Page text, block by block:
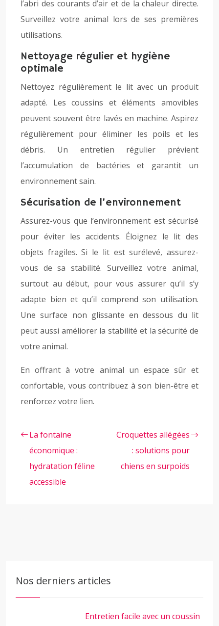
l’abri des courants d’air et de la chaleur directe.
Surveillez votre animal lors de ses premières
utilisations.
Nettoyage régulier et hygiène
optimale
Nettoyez régulièrement le lit avec un produit
adapté. Les coussins et éléments amovibles
peuvent souvent être lavés en machine. Aspirez
régulièrement pour éliminer les poils et les
débris. Un entretien régulier prévient
l’accumulation de bactéries et garantit un
environnement sain.
Sécurisation de l’environnement
Assurez-vous que l’environnement est sécurisé
pour éviter les accidents. Éloignez le lit des
objets fragiles. Si le lit est surélevé, assurez-
vous de sa stabilité. Surveillez votre animal,
surtout au début, pour vous assurer qu’il s’y
adapte bien et qu’il comprend son utilisation.
Une surface non glissante en dessous du lit
peut aussi améliorer la stabilité et la sécurité de
votre animal.
En offrant à votre animal un espace sûr et
confortable, vous contribuez à son bien-être et
renforcez votre lien.
La fontaine
économique :
hydratation féline
accessible
Croquettes allégées
: solutions pour
chiens en surpoids
Nos derniers articles
Entretien facile avec un coussin